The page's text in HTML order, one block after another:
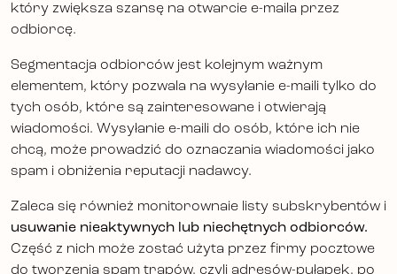
który zwiększa szansę na otwarcie e-maila przez
odbiorcę.
Segmentacja odbiorców jest kolejnym ważnym
elementem, który pozwala na wysyłanie e-maili tylko do
tych osób, które są zainteresowane i otwierają
wiadomości. Wysyłanie e-maili do osób, które ich nie
chcą, może prowadzić do oznaczania wiadomości jako
spam i obniżenia reputacji nadawcy.
Zaleca się również monitorownaie listy subskrybentów i
usuwanie nieaktywnych lub niechętnych odbiorców.
Część z nich może zostać użyta przez firmy pocztowe
do tworzenia spam trapów, czyli adresów-pułapek, po